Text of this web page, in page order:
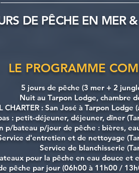
DE PÊCHE EN MER
LE PROGRAMME
5 jours de pêche (3 mer + 2
Nuit au Tarpon Lodge, chambre
CHARTER : San José à Tarpon Lodge
: petit-déjeuner, déjeuner, dîner
p/bateau p/jour de pêche : bières,
d'entretien et de nettoyage
Service de blanchisserie
pour la pêche en eau douce et
pêche par jour (06h00 à 11h00 /